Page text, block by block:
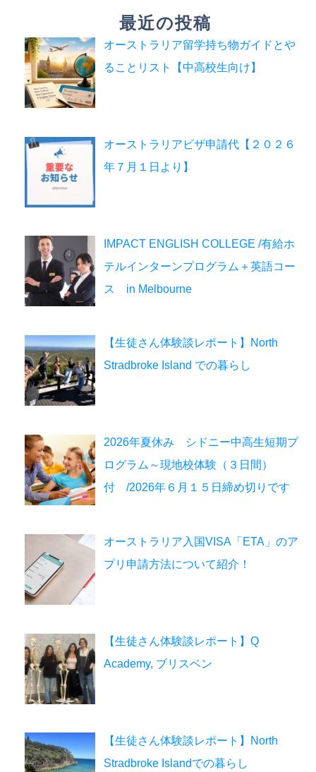
最近の投稿
オーストラリア留学持ち物ガイドとや
ることリスト【中高校生向け】
オーストラリアビザ申請代【２０２６
年７月１日より】
IMPACT ENGLISH COLLEGE /有給ホ
テルインターンプログラム＋英語コー
ス in Melbourne
【生徒さん体験談レポート】North
Stradbroke Island での暮らし
2026年夏休み シドニー中高生短期プ
ログラム～現地校体験（３日間）
付 /2026年６月１５日締め切りです
オーストラリア入国VISA「ETA」のア
プリ申請方法について紹介！
【生徒さん体験談レポート】Q
Academy, ブリスベン
【生徒さん体験談レポート】North
Stradbroke Islandでの暮らし